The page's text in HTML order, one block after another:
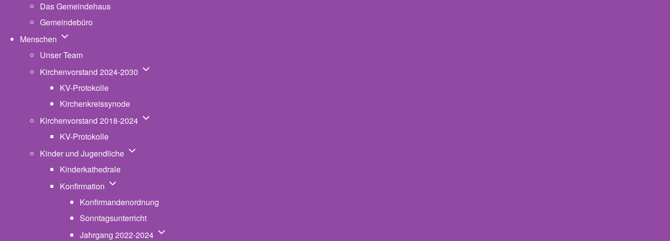
Das Gemeindehaus
Gemeindebüro
Menschen Unternavigation von Menschen
Unser Team
Kirchenvorstand 2024-2030 Unternavigation von Kirchenvorstand 2024-2030
KV-Protokolle
Kirchenkreissynode
Kirchenvorstand 2018-2024 Unternavigation von Kirchenvorstand 2018-2024
KV-Protokolle
Kinder und Jugendliche Unternavigation von Kinder und Jugendliche
Kinderkathedrale
Konfirmation Unternavigation von Konfirmation
Konfirmandenordnung
Sonntagsunterricht
Jahrgang 2022-2024 Unternavigation von Jahrgang 2022-2024